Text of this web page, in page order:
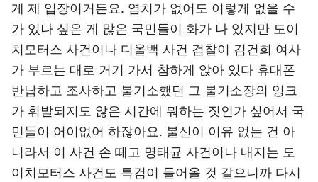
게 제 입장이거든요. 염치가 없어도 이렇게 없을 수
가 있나 싶은 게 많은 국민들이 화가 나 있지만 도이
치모터스 사건이나 디올백 사건 검찰이 김건희 여사
가 부르는 대로 거기 가서 참하게 앉아 있다 휴대폰
반납하고 조사하고 불기소했던 그 불기소장의 잉크
가 휘발되지도 않은 시간에 뭐하는 짓인가 싶어서 국
민들이 어이없어 하잖아요. 불신이 이유 없는 건 아
니라서 이 사건 손 떼고 명태균 사건이나 내지는 도
이치모터스 사건도 특검이 들어올 것 같으니까 다시